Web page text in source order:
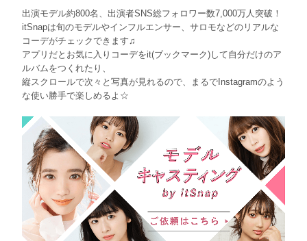
出演モデル約800名、出演者SNS総フォロワー数7,000万人突破！
itSnapは旬のモデルやインフルエンサー、サロモなどのリアルな
コーデがチェックできます♫
アプリだとお気に入りコーデをit(ブックマーク)して自分だけのア
ルバムをつくれたり、
縦スクロールで次々と写真が見れるので、まるでInstagramのよう
な使い勝手で楽しめるよ☆